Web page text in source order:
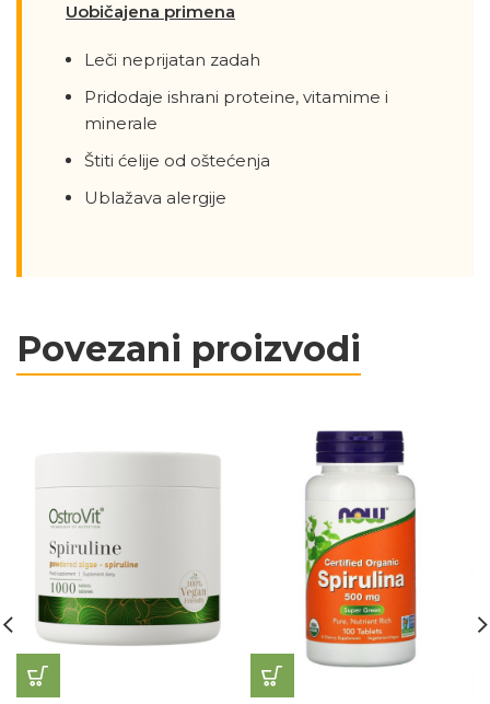
Uobičajena primena
Leči neprijatan zadah
Pridodaje ishrani proteine, vitamime i
minerale
Štiti ćelije od oštećenja
Ublažava alergije
Povezani proizvodi